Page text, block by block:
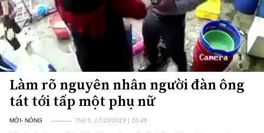
Làm rõ nguyên nhân người đàn ông
tát tới tấp một phụ nữ
MỚI- NÓNG Thứ 3, 17/12/2019 | 16:46